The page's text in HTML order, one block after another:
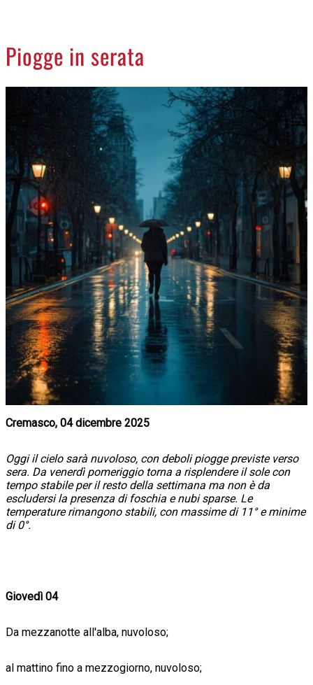
LA PIAZZA
ANIMALI
NECROLOGI
Piogge in serata
Cremasco, 04 dicembre 2025
Oggi il cielo sarà nuvoloso, con deboli piogge previste verso
sera. Da venerdì pomeriggio torna a risplendere il sole con
tempo stabile per il resto della settimana ma non è da
escludersi la presenza di foschia e nubi sparse. Le
temperature rimangono stabili, con massime di 11° e minime
di 0°.
Giovedì 04
Da mezzanotte all'alba, nuvoloso;
al mattino fino a mezzogiorno, nuvoloso;